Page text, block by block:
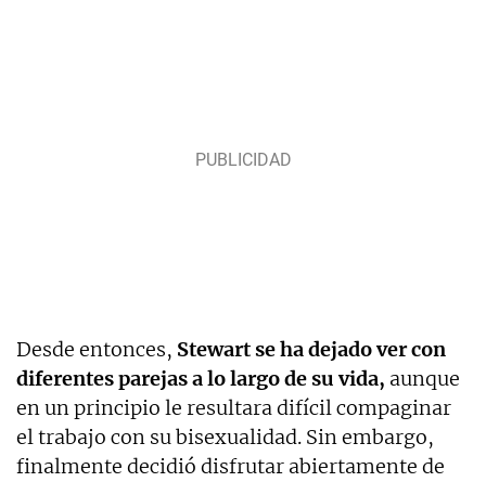
Desde entonces, Stewart se ha dejado ver con
diferentes parejas a lo largo de su vida, aunque
en un principio le resultara difícil compaginar
el trabajo con su bisexualidad. Sin embargo,
finalmente decidió disfrutar abiertamente de